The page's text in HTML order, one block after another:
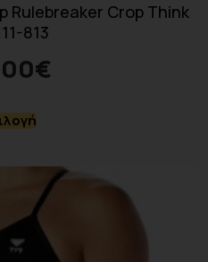
Rulebreaker Crop Think
813
€